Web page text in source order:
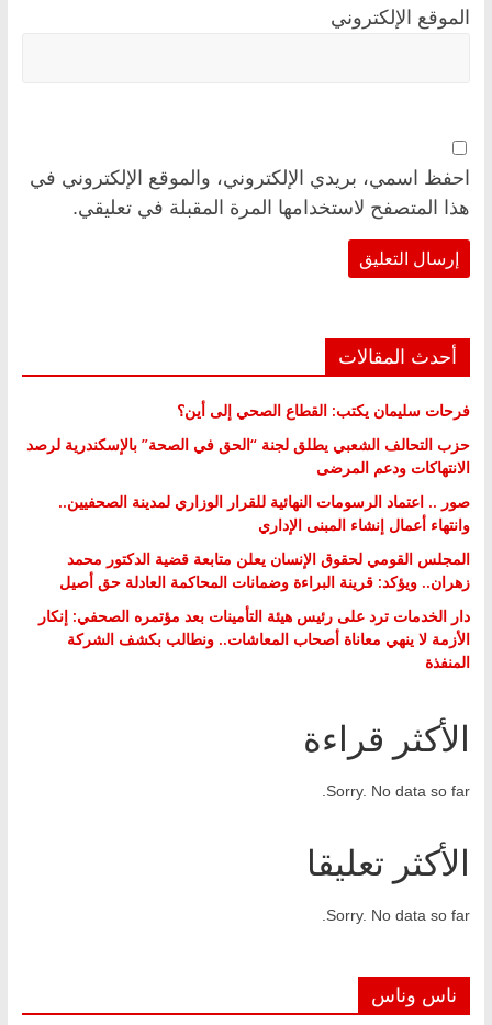
الموقع الإلكتروني
احفظ اسمي، بريدي الإلكتروني، والموقع الإلكتروني في
هذا المتصفح لاستخدامها المرة المقبلة في تعليقي.
أحدث المقالات
فرحات سليمان يكتب: القطاع الصحي إلى أين؟
حزب التحالف الشعبي يطلق لجنة “الحق في الصحة” بالإسكندرية لرصد
الانتهاكات ودعم المرضى
صور .. اعتماد الرسومات النهائية للقرار الوزاري لمدينة الصحفيين..
وانتهاء أعمال إنشاء المبنى الإداري
المجلس القومي لحقوق الإنسان يعلن متابعة قضية الدكتور محمد
زهران.. ويؤكد: قرينة البراءة وضمانات المحاكمة العادلة حق أصيل
دار الخدمات ترد على رئيس هيئة التأمينات بعد مؤتمره الصحفي: إنكار
الأزمة لا ينهي معاناة أصحاب المعاشات.. ونطالب بكشف الشركة
المنفذة
الأكثر قراءة
Sorry. No data so far.
الأكثر تعليقا
Sorry. No data so far.
ناس وناس